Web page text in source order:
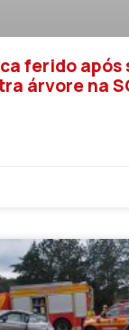
ferido após
árvore na